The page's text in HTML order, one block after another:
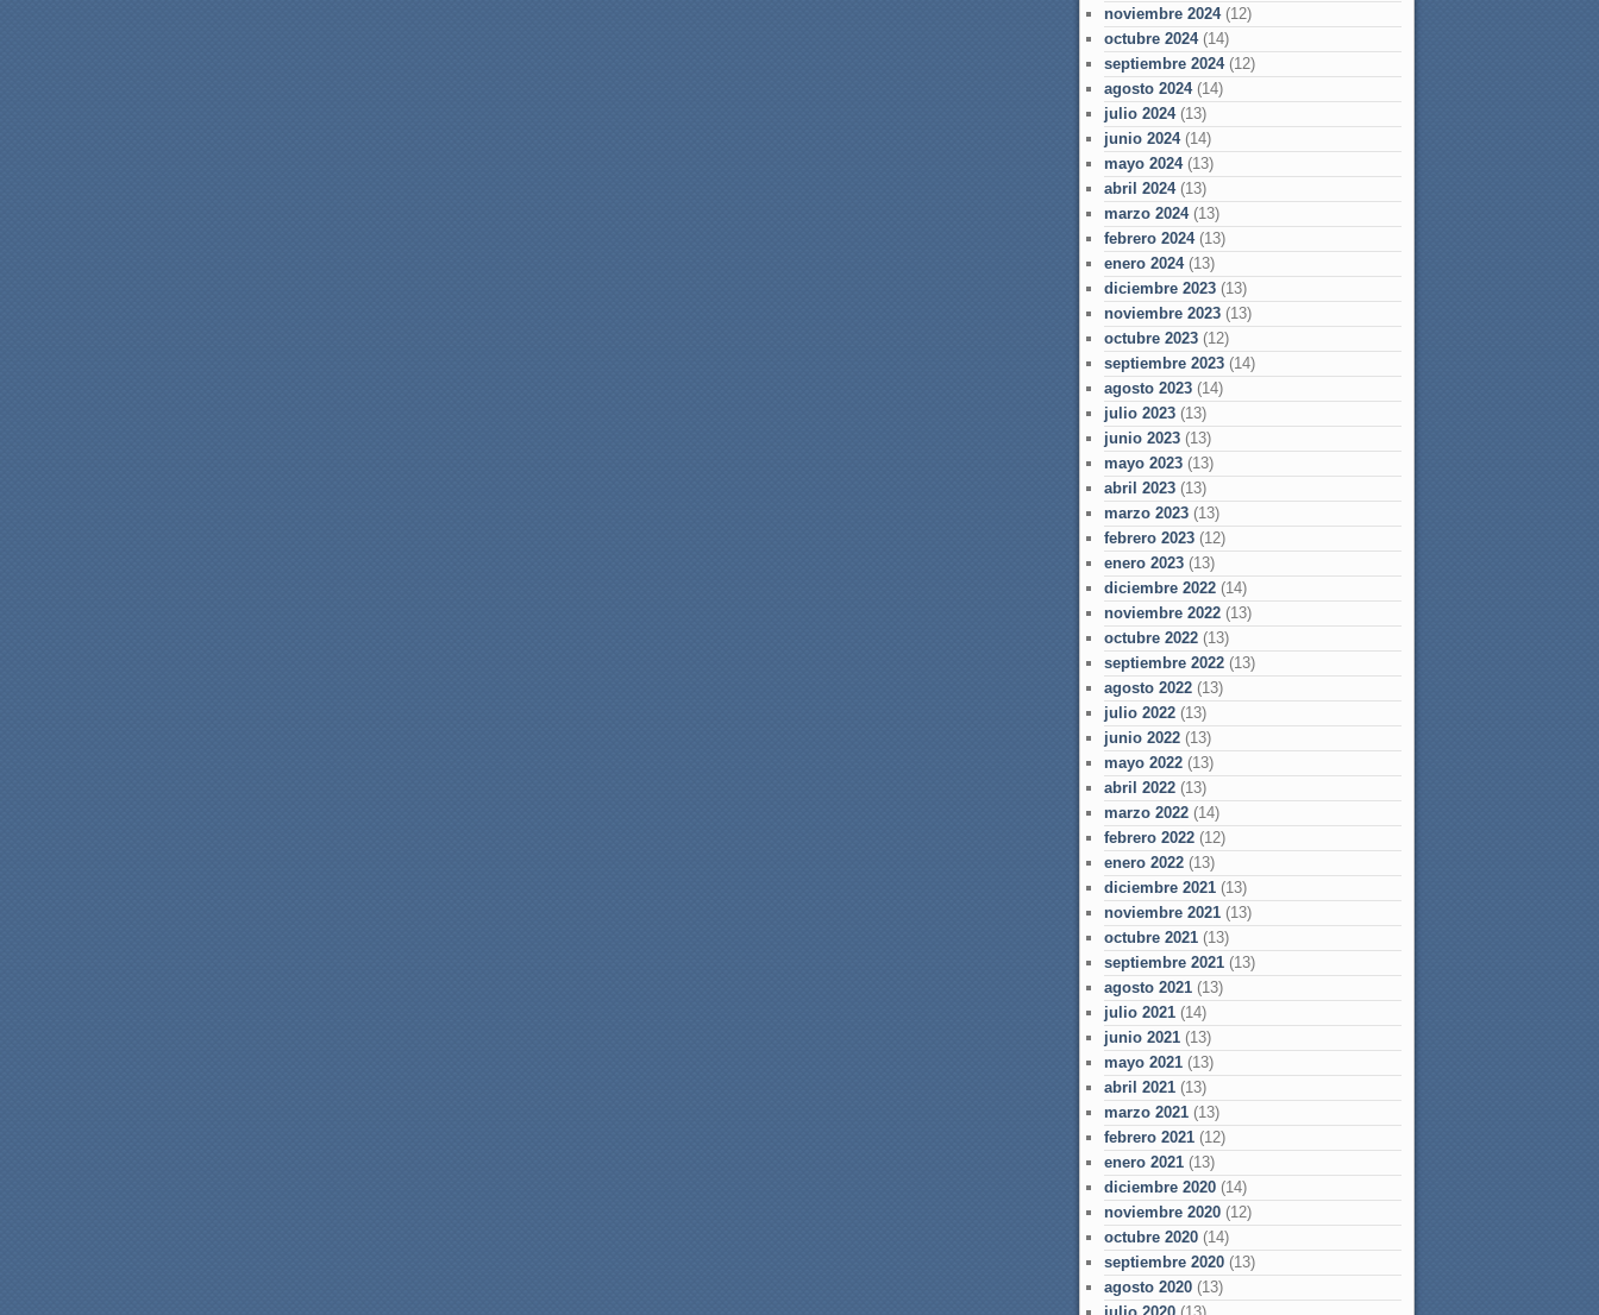
noviembre 2024(12)
octubre 2024(14)
septiembre 2024(12)
agosto 2024(14)
julio 2024(13)
junio 2024(14)
mayo 2024(13)
abril 2024(13)
marzo 2024(13)
febrero 2024(13)
enero 2024(13)
diciembre 2023 (13)
noviembre 2023 (13)
octubre 2023 (12)
septiembre 2023 (14)
agosto 2023 (14)
julio 2023 (13)
junio 2023 (13)
mayo 2023 (13)
abril 2023 (13)
marzo 2023 (13)
febrero 2023 (12)
enero 2023 (13)
diciembre 2022 (14)
noviembre 2022 (13)
octubre 2022 (13)
septiembre 2022 (13)
agosto 2022 (13)
julio 2022 (13)
junio 2022 (13)
mayo 2022 (13)
abril 2022 (13)
marzo 2022 (14)
febrero 2022 (12)
enero 2022 (13)
diciembre 2021 (13)
noviembre 2021 (13)
octubre 2021 (13)
septiembre 2021 (13)
agosto 2021 (13)
julio 2021 (14)
junio 2021 (13)
mayo 2021 (13)
abril 2021 (13)
marzo 2021 (13)
febrero 2021 (12)
enero 2021 (13)
diciembre 2020 (14)
noviembre 2020 (12)
octubre 2020 (14)
septiembre 2020 (13)
agosto 2020 (13)